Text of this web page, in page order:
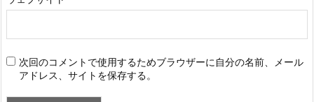
次回のコメントで使用するためブラウザーに自分の名前、メール
アドレス、サイトを保存する。